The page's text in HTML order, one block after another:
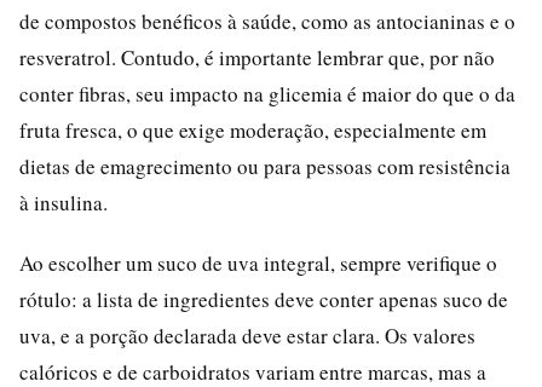
de compostos benéficos à saúde, como as antocianinas e o
resveratrol. Contudo, é importante lembrar que, por não
conter fibras, seu impacto na glicemia é maior do que o da
fruta fresca, o que exige moderação, especialmente em
dietas de emagrecimento ou para pessoas com resistência
à insulina.
Ao escolher um suco de uva integral, sempre verifique o
rótulo: a lista de ingredientes deve conter apenas suco de
uva, e a porção declarada deve estar clara. Os valores
calóricos e de carboidratos variam entre marcas, mas a